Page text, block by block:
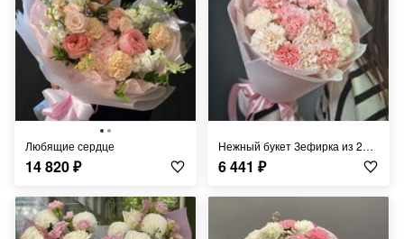
Любящие сердце
14 820₽
Нежный букет Зефирка из 21диантусов
6 441 ₽